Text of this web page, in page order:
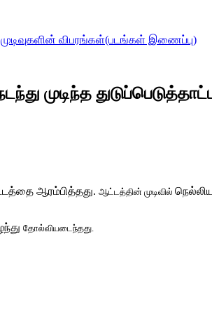
முடிவுகளின் விபரங்கள்(படங்கள் இணைப்பு)
முடிந்த
ஆரம்பித்தது. ஆட்டத்தின் முடிவில்
தோல்வியடைந்தது.